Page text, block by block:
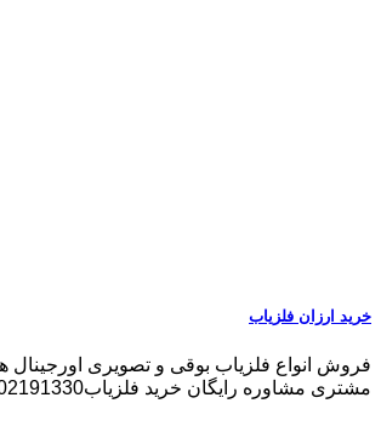
خرید ارزان فلزیاب
فروش انواع فلزیاب بوقی و تصویری
مشتری مشاوره رایگان خرید فلزیاب09102191330